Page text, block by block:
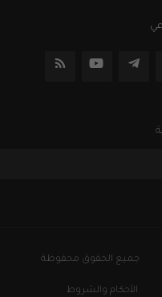
الحقوق محفوظة
الأحكام والشروط